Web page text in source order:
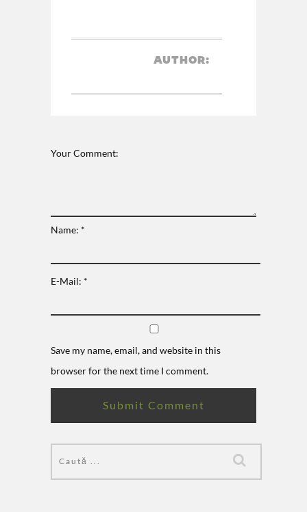
AUTHOR:
Your Comment:
Name: *
E-Mail: *
Save my name, email, and website in this
browser for the next time I comment.